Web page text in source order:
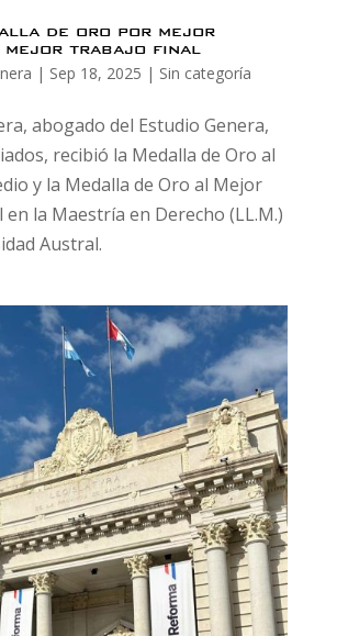
de oro por mejor
mejor trabajo final
| Sep 18, 2025 | Sin categoría
abogado del Estudio Genera,
recibió la Medalla de Oro al
y la Medalla de Oro al Mejor
en la Maestría en Derecho (LL.M.)
Austral.